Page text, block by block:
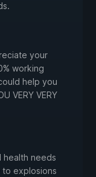
your
working
help you
VERY VERY
health needs
to explosions